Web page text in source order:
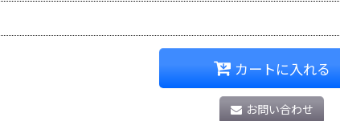
カートに入れる
お問い合わせ